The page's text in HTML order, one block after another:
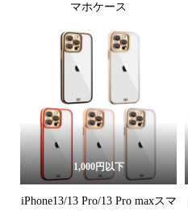
マホケース
1,000円以下
iPhone13/13 Pro/13 Pro maxスマ